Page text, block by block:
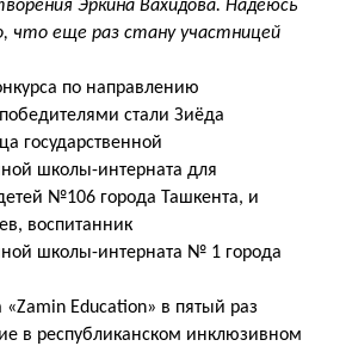
Эркина Вахидова. Надеюсь
что еще раз стану участницей
по направлению
стали Зиёда
государственной
школы-интерната для
№106 города Ташкента, и
воспитанник
школы-интерната № 1 города
«Zamin Education» в пятый раз
в республиканском инклюзивном